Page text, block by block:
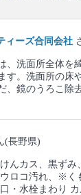
ィーズ合同会社
、洗面所全体を
す。洗面所の床
、鏡のうろこ除
(長野県)
んカス、黒ずみ
ロコ汚れ、※く
・水栓まわり